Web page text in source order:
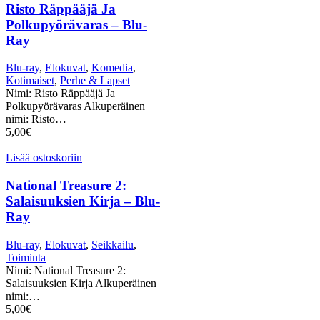
Risto Räppääjä Ja
Polkupyörävaras – Blu-
Ray
Blu-ray, Elokuvat, Komedia,
Kotimaiset, Perhe & Lapset
Nimi: Risto Räppääjä Ja
Polkupyörävaras Alkuperäinen
nimi: Risto…
5,00€
Lisää ostoskoriin
National Treasure 2:
Salaisuuksien Kirja – Blu-
Ray
Blu-ray, Elokuvat, Seikkailu,
Toiminta
Nimi: National Treasure 2:
Salaisuuksien Kirja Alkuperäinen
nimi:…
5,00€